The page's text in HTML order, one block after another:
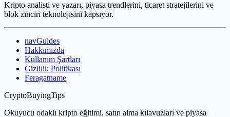
Kripto analisti ve yazarı, piyasa trendlerini, ticaret stratejilerini ve
blok zinciri teknolojisini kapsıyor.
navGuides
Hakkımızda
Kullanım Şartları
Gizlilik Politikası
Feragatname
CryptoBuyingTips
Okuyucu odaklı kripto eğitimi, satın alma kılavuzları ve piyasa